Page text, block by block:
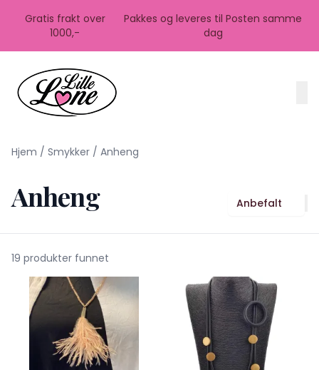
Gratis frakt over
1000,-
Pakkes og leveres til Posten samme
dag
Hjem / Smykker / Anheng
Anheng Anbefalt
19 produkter funnet